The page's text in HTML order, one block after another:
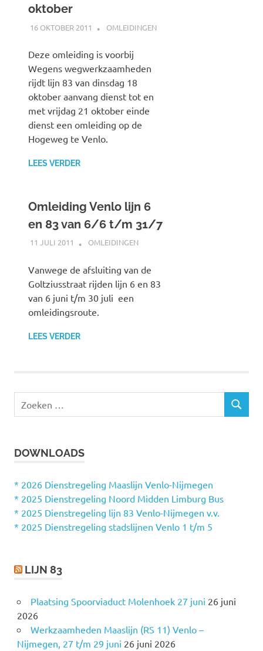
oktober
16 OKTOBER 2011 JOHAN
OMLEIDINGEN
Deze omleiding is voorbij
Wegens wegwerkzaamheden
rijdt lijn 83 van dinsdag 18
oktober aanvang dienst tot en
met vrijdag 21 oktober einde
dienst een omleiding op de
Hogeweg te Venlo.
LEES VERDER
Omleiding Venlo lijn 6
en 83 van 6/6 t/m 31/7
11 JULI 2011 JOHAN
OMLEIDINGEN
Vanwege de afsluiting van de
Goltziusstraat rijden lijn 6 en 83
van 6 juni t/m 30 juli een
omleidingsroute.
LEES VERDER
e
n
a
a
r
Z
DOWNLOADS
* 2026 Dienstregeling Maaslijn Venlo-Nijmegen
* 2025 Dienstregeling Noord Midden Limburg Bus
* 2025 Dienstregeling lijn 83 Venlo-Nijmegen v.v.
* 2025 Dienstregeling stadslijnen Venlo 1 t/m 5
LIJN 83
Plaatsing Spoorviaduct Molenhoek 27 juni 26 juni
2026
Werkzaamheden Maaslijn (RS 11) Venlo –
Nijmegen, 27 t/m 29 juni 26 juni 2026